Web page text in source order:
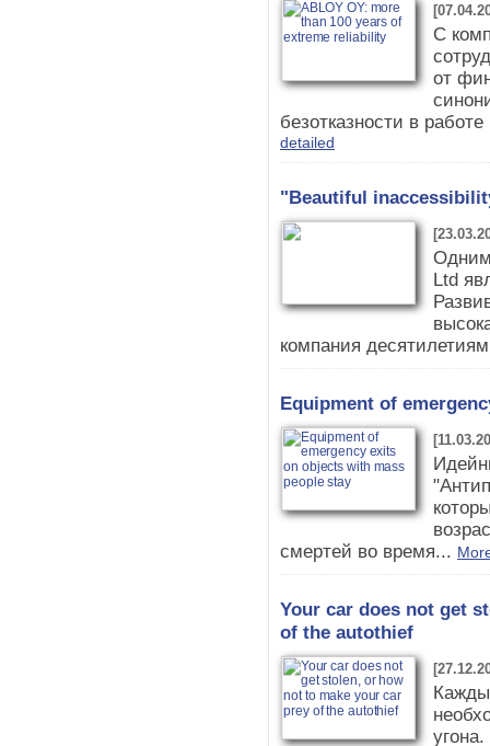
С
от
безотказности в
detailed
"Beautiful
Одним
Ltd
компания
Equipment of
смертей во время...
Your car does not get
of the autothief